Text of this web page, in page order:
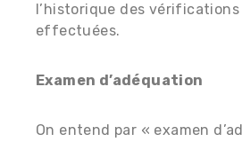
l’historique des
effectuées.
Examen d’adéquation
On entend par « examen